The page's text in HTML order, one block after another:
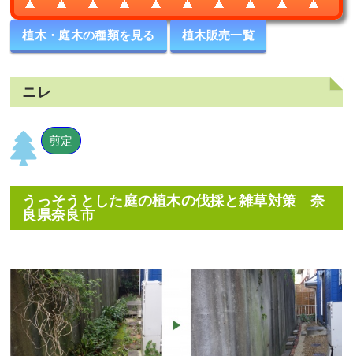
植木・庭木の種類を見る 植木販売一覧
ニレ
剪定
うっそうとした庭の植木の伐採と雑草対策 奈
良県奈良市